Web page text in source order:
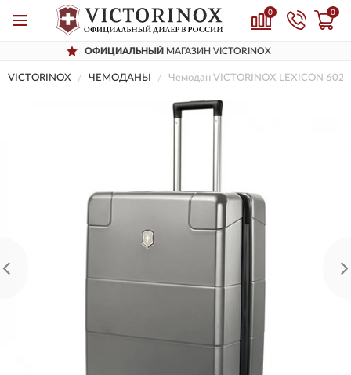
0 0
ОФИЦИАЛЬНЫЙМАГАЗИН VICTORINOX
VICTORINOX ЧЕМОДАНЫ Чемодан VICTORINOX LEXICON